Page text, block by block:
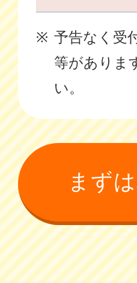
予告なく受
等がありま
い。
まず